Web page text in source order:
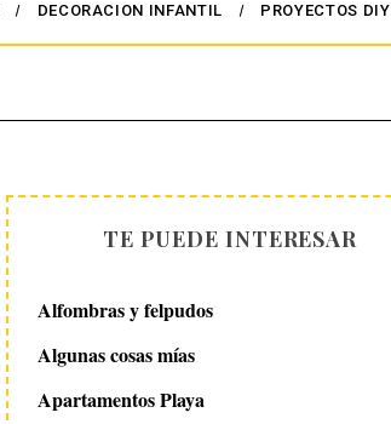
DECORACION INFANTIL PROYECTOS DIY
TE PUEDE INTERESAR
Alfombras y felpudos
Algunas cosas mías
Apartamentos Playa